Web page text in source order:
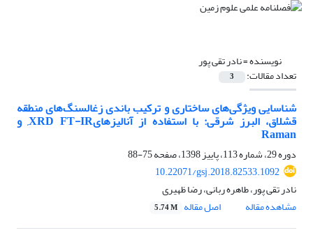
نویسنده =نادر تقی پور
تعداد مقالات: 3
شناسایی ویژگی‌های ساختاری و ترکیب باندی زغالسنگ‌های منطقه
قشلاق، البرز شرقی: با استفاده از آنالیزهایXRD FT-IR, و
Raman
دوره 29، شماره 113، پاییز 1398، صفحه
75-88
10.22071/gsj.2018.82533.1092
نادر تقی پور، طاهره ربانی، رضا ظهیری
مشاهده مقاله
اصل مقاله 5.74 M